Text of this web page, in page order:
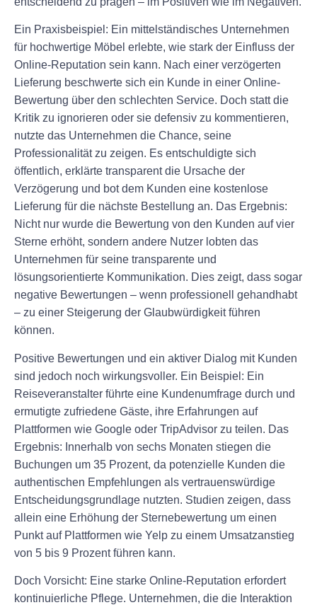
Ein Praxisbeispiel: Ein mittelständisches Unternehmen
für hochwertige Möbel erlebte, wie stark der Einfluss der
Online-Reputation sein kann. Nach einer verzögerten
Lieferung beschwerte sich ein Kunde in einer Online-
Bewertung über den schlechten Service. Doch statt die
Kritik zu ignorieren oder sie defensiv zu kommentieren,
nutzte das Unternehmen die Chance, seine
Professionalität zu zeigen. Es entschuldigte sich
öffentlich, erklärte transparent die Ursache der
Verzögerung und bot dem Kunden eine kostenlose
Lieferung für die nächste Bestellung an. Das Ergebnis:
Nicht nur wurde die Bewertung von den Kunden auf vier
Sterne erhöht, sondern andere Nutzer lobten das
Unternehmen für seine transparente und
lösungsorientierte Kommunikation. Dies zeigt, dass sogar
negative Bewertungen – wenn professionell gehandhabt
– zu einer Steigerung der Glaubwürdigkeit führen
können.
Positive Bewertungen und ein aktiver Dialog mit Kunden
sind jedoch noch wirkungsvoller. Ein Beispiel: Ein
Reiseveranstalter führte eine Kundenumfrage durch und
ermutigte zufriedene Gäste, ihre Erfahrungen auf
Plattformen wie Google oder TripAdvisor zu teilen. Das
Ergebnis: Innerhalb von sechs Monaten stiegen die
Buchungen um 35 Prozent, da potenzielle Kunden die
authentischen Empfehlungen als vertrauenswürdige
Entscheidungsgrundlage nutzten. Studien zeigen, dass
allein eine Erhöhung der Sternebewertung um einen
Punkt auf Plattformen wie Yelp zu einem Umsatzanstieg
von 5 bis 9 Prozent führen kann.
Doch Vorsicht: Eine starke Online-Reputation erfordert
kontinuierliche Pflege. Unternehmen, die die Interaktion